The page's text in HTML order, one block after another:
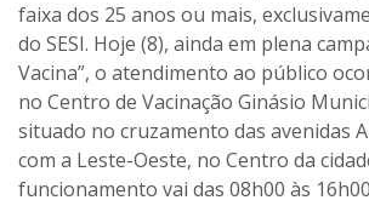
faixa dos 25 anos ou mais,
do SESI. Hoje (8), ainda em plena
Vacina”, o atendimento ao público
no Centro de Vacinação Ginásio
situado no cruzamento das avenidas
com a Leste-Oeste, no Centro da
funcionamento vai das 08h00 às